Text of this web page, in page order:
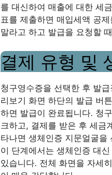
를 대신하여 매출에 대한 세
표를 제출하면 매입세액 공
말라고 하고 발급을 요청할
결제 유형 및
청구영수증을 선택한 후 발
리보기 화면 하단의 발급 버
하면 발급이 완료됩니다. 청
크하고, 결제를 받은 후 세금
타나면 생체인증 지문얼굴을
이 단계에서는 생체인증 대
있습니다. 전체 화면을 자세